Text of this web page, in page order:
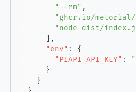
"--rm" ,
"ghcr.io/metorial/
"node dist/
,
"env" :
{
"PIAPI_API_KEY" :
}
}